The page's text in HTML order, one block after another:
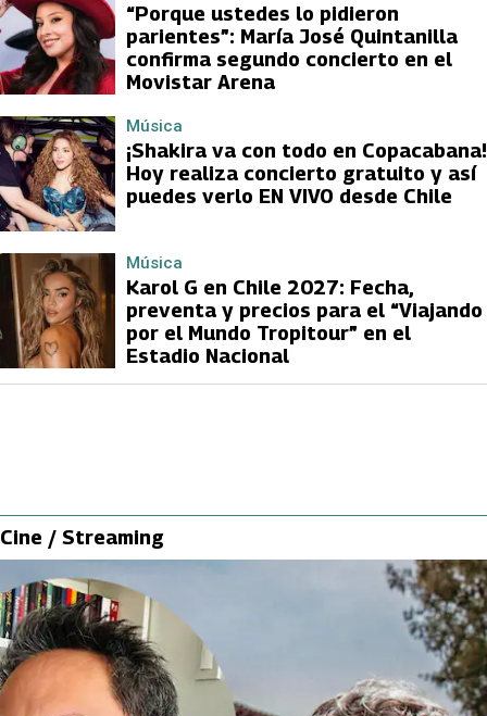
“Porque ustedes lo pidieron
parientes”: María José Quintanilla
confirma segundo concierto en el
Movistar Arena
Música
¡Shakira va con todo en Copacabana!
Hoy realiza concierto gratuito y así
puedes verlo EN VIVO desde Chile
Música
Karol G en Chile 2027: Fecha,
preventa y precios para el “Viajando
por el Mundo Tropitour” en el
Estadio Nacional
Cine / Streaming